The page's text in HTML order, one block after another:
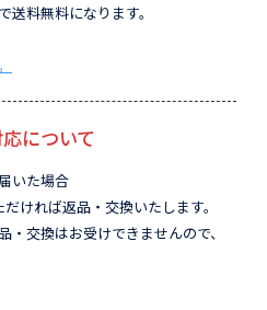
料無料になります。
について
いた場合
ければ返品・交換いたします。
交換はお受けできませんので、